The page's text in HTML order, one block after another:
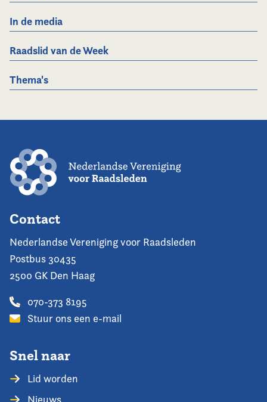
In de media
Raadslid van de Week
Thema's
Contact
Nederlandse Vereniging voor Raadsleden
Postbus 30435
2500 GK Den Haag
070-373 8195
Stuur ons een e-mail
Snel naar
Lid worden